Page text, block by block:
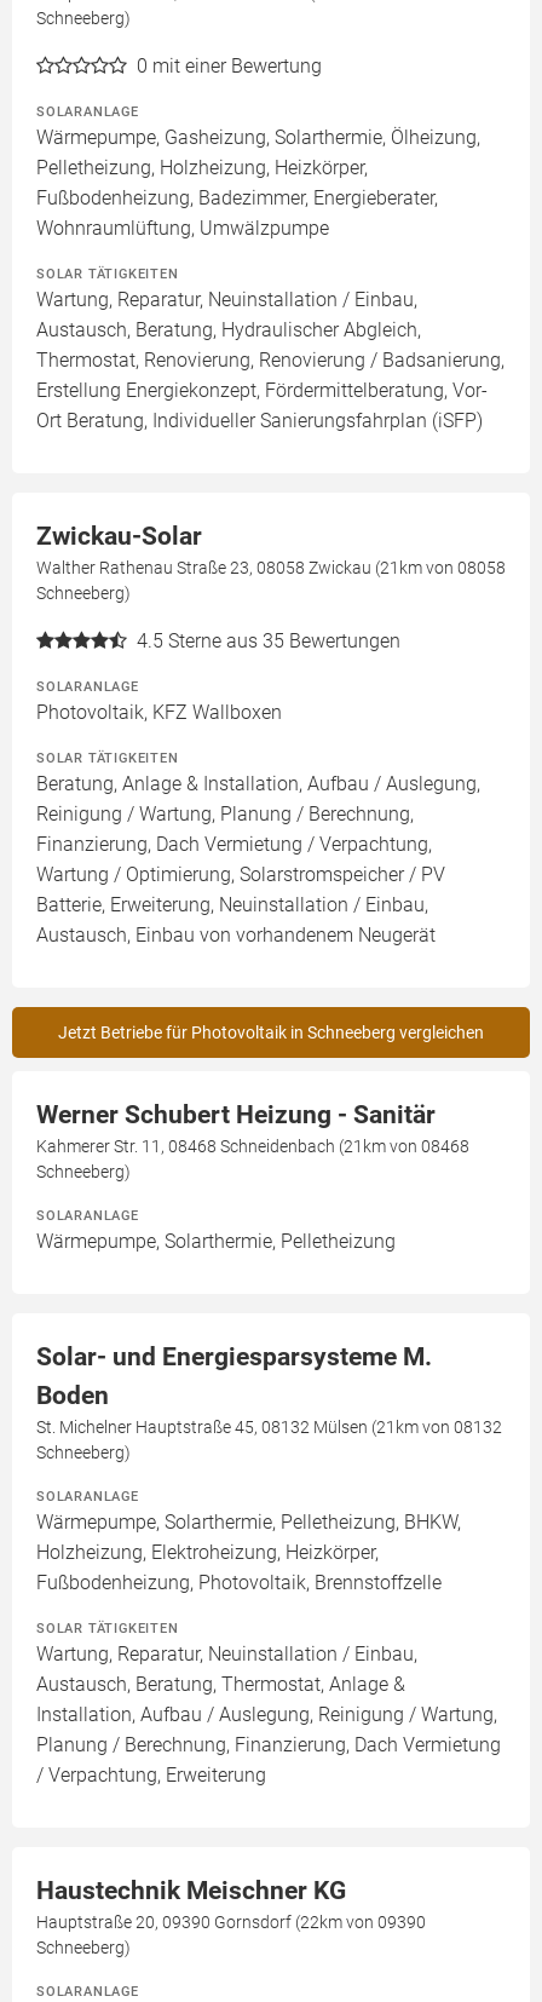
Schneeberg)
0 mit einer Bewertung
SOLARANLAGE
Wärmepumpe, Gasheizung, Solarthermie, Ölheizung,
Pelletheizung, Holzheizung, Heizkörper,
Fußbodenheizung, Badezimmer, Energieberater,
Wohnraumlüftung, Umwälzpumpe
SOLAR TÄTIGKEITEN
Wartung, Reparatur, Neuinstallation / Einbau,
Austausch, Beratung, Hydraulischer Abgleich,
Thermostat, Renovierung, Renovierung / Badsanierung,
Erstellung Energiekonzept, Fördermittelberatung, Vor-
Ort Beratung, Individueller Sanierungsfahrplan (iSFP)
Zwickau-Solar
Walther Rathenau Straße 23, 08058 Zwickau (21km von 08058
Schneeberg)
4.5 Sterne aus 35 Bewertungen
SOLARANLAGE
Photovoltaik, KFZ Wallboxen
SOLAR TÄTIGKEITEN
Beratung, Anlage & Installation, Aufbau / Auslegung,
Reinigung / Wartung, Planung / Berechnung,
Finanzierung, Dach Vermietung / Verpachtung,
Wartung / Optimierung, Solarstromspeicher / PV
Batterie, Erweiterung, Neuinstallation / Einbau,
Austausch, Einbau von vorhandenem Neugerät
Jetzt Betriebe für Photovoltaik in Schneeberg vergleichen
Werner Schubert Heizung - Sanitär
Kahmerer Str. 11, 08468 Schneidenbach (21km von 08468
Schneeberg)
SOLARANLAGE
Wärmepumpe, Solarthermie, Pelletheizung
Solar- und Energiesparsysteme M.
Boden
St. Michelner Hauptstraße 45, 08132 Mülsen (21km von 08132
Schneeberg)
SOLARANLAGE
Wärmepumpe, Solarthermie, Pelletheizung, BHKW,
Holzheizung, Elektroheizung, Heizkörper,
Fußbodenheizung, Photovoltaik, Brennstoffzelle
SOLAR TÄTIGKEITEN
Wartung, Reparatur, Neuinstallation / Einbau,
Austausch, Beratung, Thermostat, Anlage &
Installation, Aufbau / Auslegung, Reinigung / Wartung,
Planung / Berechnung, Finanzierung, Dach Vermietung
/ Verpachtung, Erweiterung
Haustechnik Meischner KG
Hauptstraße 20, 09390 Gornsdorf (22km von 09390
Schneeberg)
SOLARANLAGE